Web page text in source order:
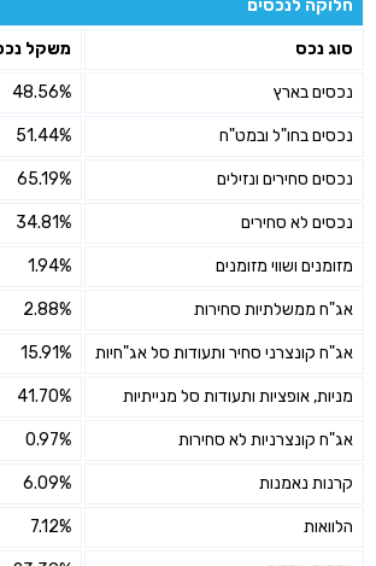
חלוקה לנכסים
סוג נכס משקל
נכסים בארץ 48.56%
נכסים בחו"ל ובמט"ח 51.44%
נכסים סחירים ונזילים 65.19%
נכסים לא סחירים 34.81%
מזומנים ושווי מזומנים 1.94%
אג"ח ממשלתיות סחירות 2.88%
אג"ח קונצרני סחיר ותעודות סל אג"חיות 15.91%
מניות, אופציות ותעודות סל מנייתיות 41.70%
אג"ח קונצרניות לא סחירות 0.97%
קרנות נאמנות 6.09%
הלוואות 7.12%